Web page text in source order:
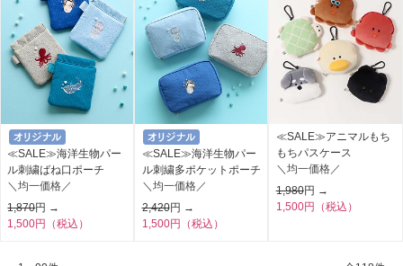
≪SALE≫海洋生物パー
ル刺繍ばね口ポーチ
＼均一価格／
1,870円 →
1,500円（税込）
≪SALE≫海洋生物パー
ル刺繍多ポケットポーチ
＼均一価格／
2,420円 →
1,500円（税込）
≪SALE≫アニマルもち
もちパスケース
＼均一価格／
1,980円 →
1,500円（税込）